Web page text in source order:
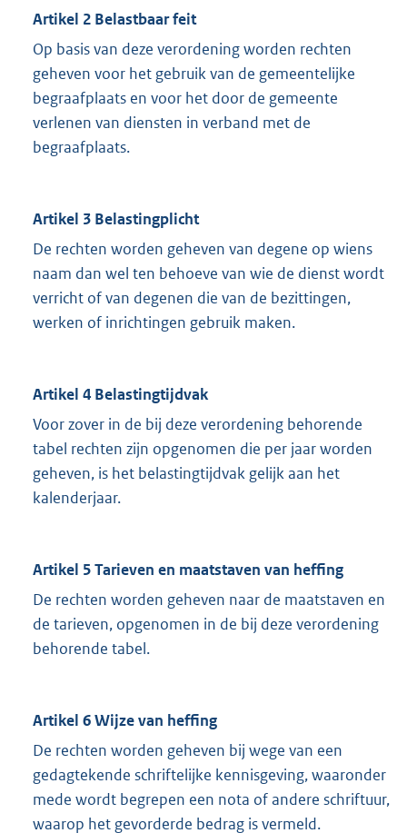
Artikel 2 Belastbaar feit
Op basis van deze verordening worden rechten
geheven voor het gebruik van de gemeentelijke
begraafplaats en voor het door de gemeente
verlenen van diensten in verband met de
begraafplaats.
Artikel 3 Belastingplicht
De rechten worden geheven van degene op wiens
naam dan wel ten behoeve van wie de dienst wordt
verricht of van degenen die van de bezittingen,
werken of inrichtingen gebruik maken.
Artikel 4 Belastingtijdvak
Voor zover in de bij deze verordening behorende
tabel rechten zijn opgenomen die per jaar worden
geheven, is het belastingtijdvak gelijk aan het
kalenderjaar.
Artikel 5 Tarieven en maatstaven van heffing
De rechten worden geheven naar de maatstaven en
de tarieven, opgenomen in de bij deze verordening
behorende tabel.
Artikel 6 Wijze van heffing
De rechten worden geheven bij wege van een
gedagtekende schriftelijke kennisgeving, waaronder
mede wordt begrepen een nota of andere schriftuur,
waarop het gevorderde bedrag is vermeld.